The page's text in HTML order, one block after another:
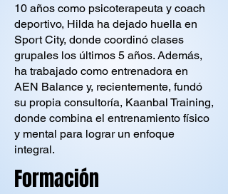
10 años como psicoterapeuta y coach
deportivo, Hilda ha dejado huella en
Sport City, donde coordinó clases
grupales los últimos 5 años. Además,
ha trabajado como entrenadora en
AEN Balance y, recientemente, fundó
su propia consultoría, Kaanbal Training,
donde combina el entrenamiento físico
y mental para lograr un enfoque
integral.
Formación